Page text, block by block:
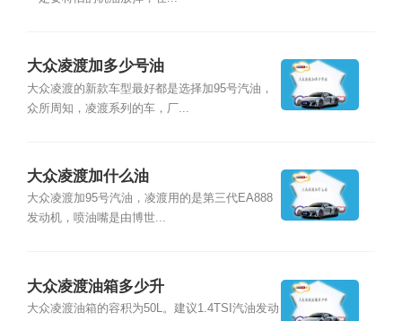
大众凌渡加多少号油
大众凌渡的新款车型最好都是选择加95号汽油，
众所周知，凌渡系列的车，厂...
​大众凌渡加什么油
大众凌渡加95号汽油，凌渡用的是第三代EA888
发动机，喷油嘴是由博世...
大众凌渡油箱多少升
大众凌渡油箱的容积为50L。建议1.4TSI汽油发动